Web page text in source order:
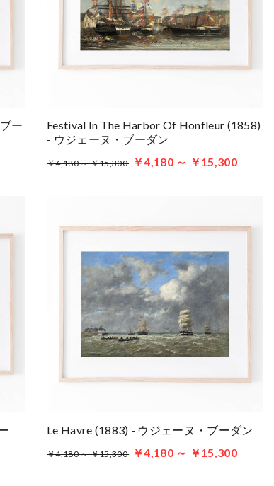
ー
Festival In The Harbor Of Honfleur (1858)
- ウジェーヌ・ブーダン
￥4,180 ～ ￥15,300 ￥4,180 ～ ￥15,300
Le Havre (1883) - ウジェーヌ・ブーダン
￥4,180 ～ ￥15,300 ￥4,180 ～ ￥15,300